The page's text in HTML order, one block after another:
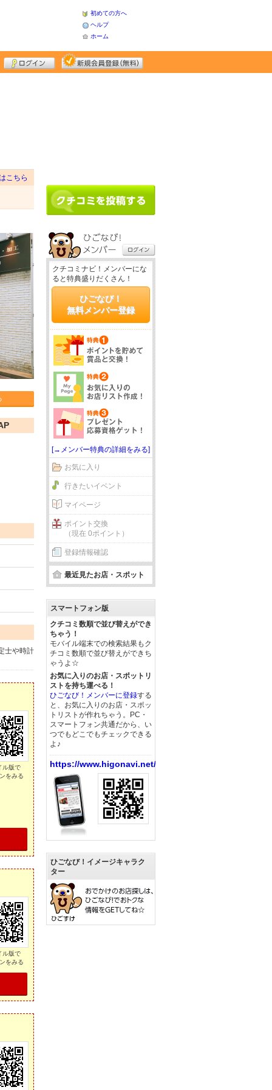
初めての方へ
ヘルプ
ホーム
こちら
士や時計
ル版で
をみる
ル版で
をみる
クチコミナビ！メンバーにな
ると特典盛りだくさん！
ひごなび！
無料メンバー登録
[→メンバー特典の詳細をみる]
お気に入り
行きたいイベント
マイページ
ポイント交換
（現在 0ポイント）
登録情報確認
最近見たお店・スポット
スマートフォン版
クチコミ数順で並び替えができ
ちゃう！
モバイル端末での検索結果もク
チコミ数順で並び替えができち
ゃうよ☆
お気に入りのお店・スポットリ
ストを持ち運べる！
ひごなび！メンバーに登録する
と、お気に入りのお店・スポッ
トリストが作れちゃう。PC・
スマートフォン共通だから、い
つでもどこでもチェックできる
よ♪
https://www.higonavi.net/
ひごなび！イメージキャラク
ター